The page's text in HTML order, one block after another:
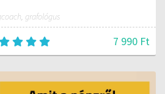
grafológus
7 990 Ft